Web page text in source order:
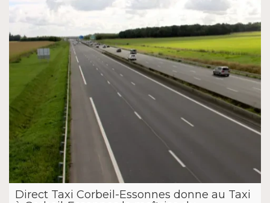
Direct Taxi Corbeil-Essonnes donne au Taxi